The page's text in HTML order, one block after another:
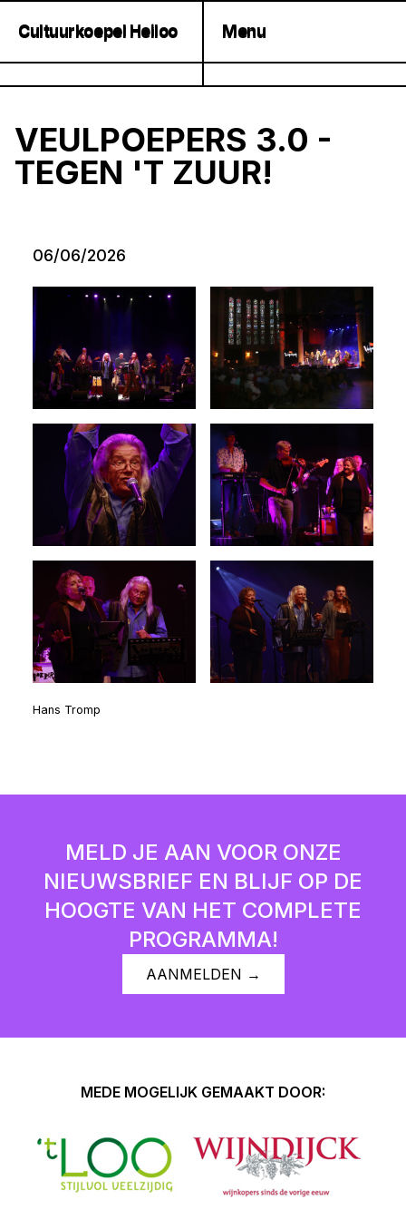
Cultuurkoepel Heiloo Menu
Cultuurkoepel Heiloo Menu
VEULPOEPERS 3.0 -
TEGEN 'T ZUUR!
06/06/2026
Hans Tromp
MELD JE AAN VOOR ONZE
NIEUWSBRIEF EN BLIJF OP DE
HOOGTE VAN HET COMPLETE
PROGRAMMA!
AANMELDEN →
MEDE MOGELIJK GEMAAKT DOOR: